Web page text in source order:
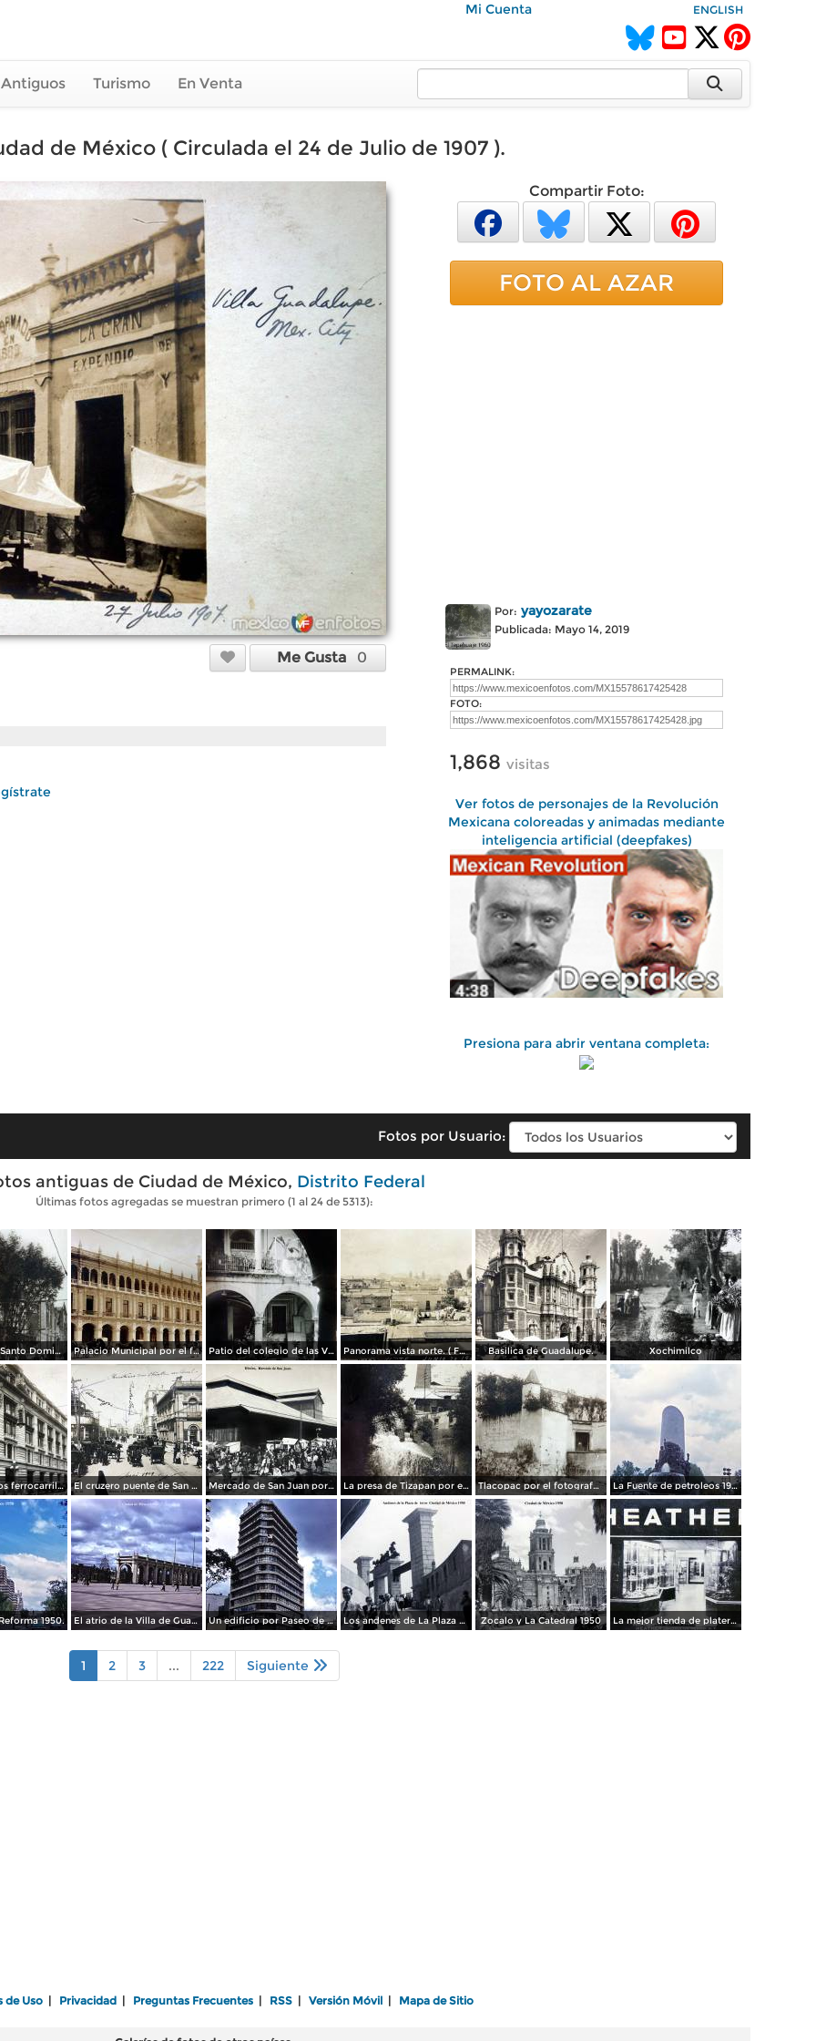
Mi Cuenta ENGLISH
Turismo En Venta
de México ( Circulada el 24 de Julio de 1907 ).
Me Gusta 0
Compartir Foto:
FOTO AL AZAR
Por: yayozarate
Publicada: Mayo 14, 2019
PERMALINK:
FOTO:
1,868 visitas
Ver fotos de personajes de la Revolución
Mexicana coloreadas y animadas mediante
inteligencia artificial (deepfakes)
Presiona para abrir ventana completa:
Fotos por Usuario:
antiguas de Ciudad de México, Distrito Federal
Últimas fotos agregadas se muestran primero (1 al 24 de 5313):
La Iglesia de Santo Domingo. Palacio Municipal por el fotografo Hugo Brehme.. Patio del colegio de las Vizcainas por el fotografo Hugo Brehme. Panorama vista norte. ( Fechada el 20 de Junio de 1905 ). Basilica de Guadalupe. Xochimilco
Edicicio de los ferrocarriles. El cruzero puente de San Francisco y Guardiola por el fotografo Felix Miret. Mercado de San Juan por el fotografo Felix Miret La presa de Tizapan por el fotografo Fernando Kososky. ( Circulada el 22 de Diembre de 1910 ). Tlacopac por el fotografo Hugo Brehme. La Fuente de petroleos 1950.
1950. El atrio de la Villa de Guadalupe 1950. Un edificio por Paseo de La Reforma 1950 Los andenes de La Plaza de toros Ciudad de México 1950 Zocalo y La Catedral 1950 La mejor tienda de plateria.
1 2 3 ... 222 Siguiente
de Uso Privacidad Preguntas Frecuentes RSS Versión Móvil Mapa de Sitio